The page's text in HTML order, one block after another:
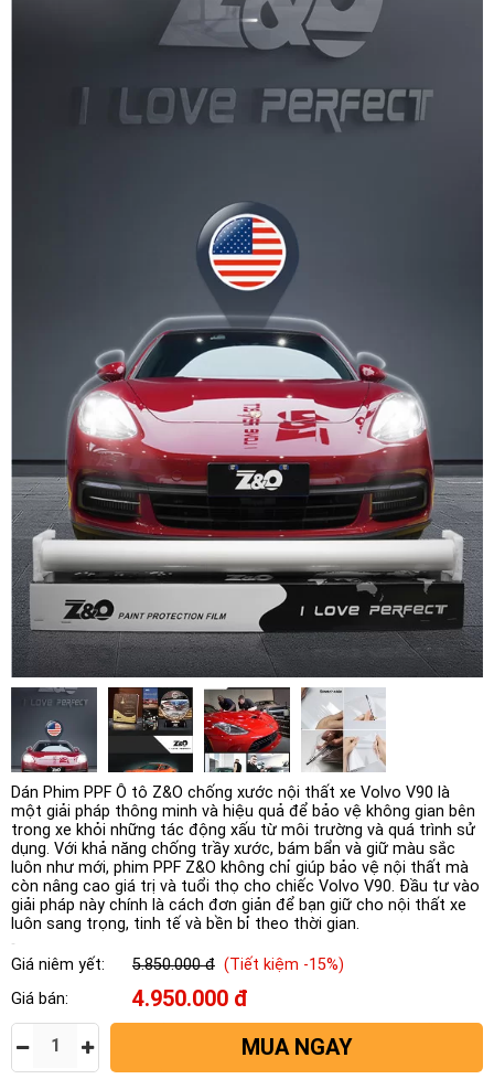
Dán Phim PPF Ô tô Z&O chống xước nội thất xe Volvo V90 là
một giải pháp thông minh và hiệu quả để bảo vệ không gian bên
trong xe khỏi những tác động xấu từ môi trường và quá trình sử
dụng. Với khả năng chống trầy xước, bám bẩn và giữ màu sắc
luôn như mới, phim PPF Z&O không chỉ giúp bảo vệ nội thất mà
còn nâng cao giá trị và tuổi thọ cho chiếc Volvo V90. Đầu tư vào
giải pháp này chính là cách đơn giản để bạn giữ cho nội thất xe
luôn sang trọng, tinh tế và bền bỉ theo thời gian.
Giá niêm yết: 5.850.000 đ (Tiết kiệm -15%)
Giá bán:
4.950.000 đ
MUA NGAY